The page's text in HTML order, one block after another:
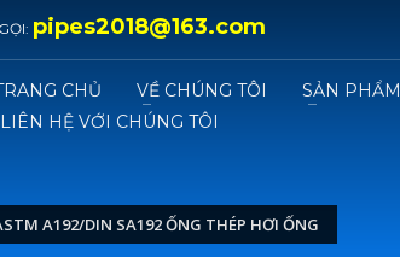
pipes2018@163.com
CHỦ VỀ CHÚNG TÔI SẢN PHẨM
LIÊN HỆ VỚI CHÚNG TÔI
A192/DIN SA192 ỐNG THÉP HƠI ỐNG